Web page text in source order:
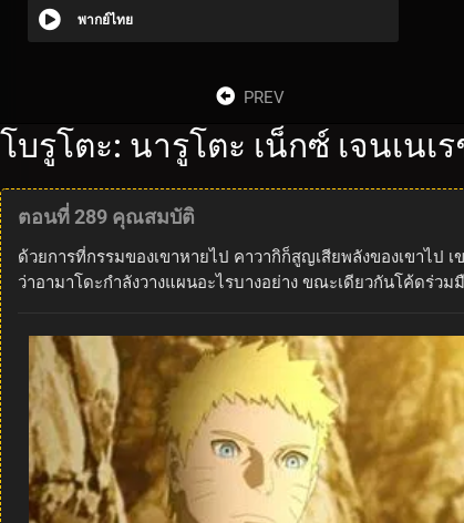
พากย์ไทย
PREV
โบรูโตะ: นารูโตะ เน็กซ์ เจนเนเ
ตอนที่ 289 คุณสมบัติ
ด้วยการที่กรรมของเขาหายไป คาวากิก็สูญเสียพลังของเขาไป
ว่าอามาโดะกำลังวางแผนอะไรบางอย่าง ขณะเดียวกันโค้ดร่ว